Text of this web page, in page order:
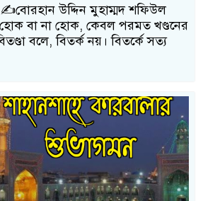
উদ্দিন মুহাম্মদ শফিউল
হোক বা না হোক, কেবল পরমত খণ্ডনের
বলে, বিতর্ক নয়। বিতর্কে সত্য